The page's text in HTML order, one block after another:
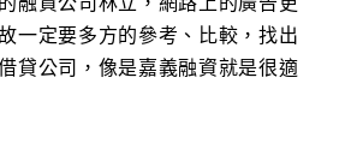
一定要多方的參考、比較，找出
貸公司，像是嘉義融資就是很適